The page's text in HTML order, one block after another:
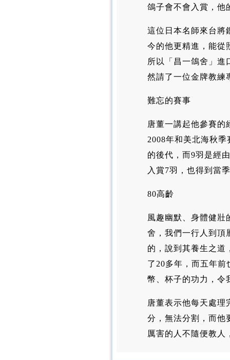
鴿子會不會入賞，他
這位日本名師來台將
今的他更精進，能從
所以「昌一鴿舍」進
然請了一位金牌教練
難忘的賽事
唐董一講起他參賽的
2008年和美北海秋
的後代，而9羽是經
入賞7羽，也得到當
80高齡
風趣幽默、身體健壯
舍，我們一行人到頂
的，說到其養生之道
了20多年，而五年
幣、杯子的功力，令
唐董表示他每天處理
分，無法分割，而他
厲害的人不隨便教